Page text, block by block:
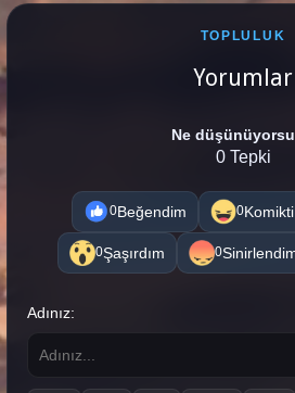
TOPLULUK
Yorumlar
Ne
0 Tepki
0Beğendim 0Komikti
0Şaşırdım 0
Adınız: